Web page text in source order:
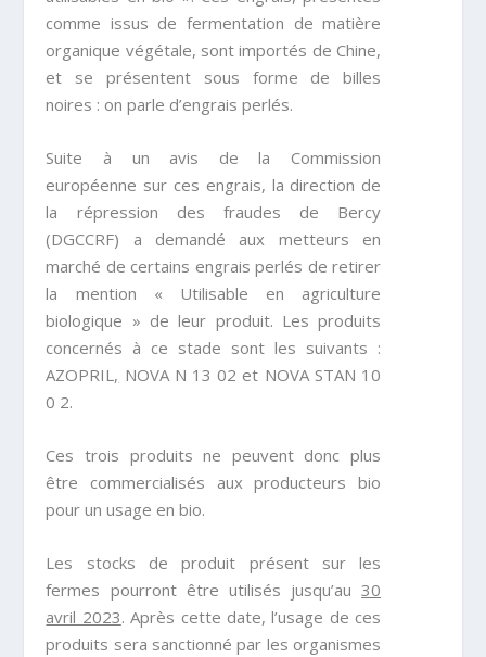
comme issus de fermentation de matière
organique végétale, sont importés de Chine,
et se présentent sous forme de billes
noires : on parle d’engrais perlés.
Suite à un avis de la Commission
européenne sur ces engrais, la direction de
la répression des fraudes de Bercy
(DGCCRF) a demandé aux metteurs en
marché de certains engrais perlés de retirer
la mention « Utilisable en agriculture
biologique » de leur produit. Les produits
concernés à ce stade sont les suivants :
AZOPRIL, NOVA N 13 02 et NOVA STAN 10
0 2.
Ces trois produits ne peuvent donc plus
être commercialisés aux producteurs bio
pour un usage en bio.
Les stocks de produit présent sur les
fermes pourront être utilisés jusqu’au30
avril 2023. Après cette date, l’usage de ces
produits sera sanctionné par les organismes